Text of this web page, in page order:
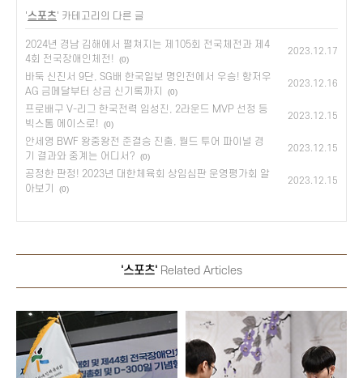
'스포츠' 카테고리의 다른 글
2024년 경남 김해에서 펼쳐지는 제105회 전국체전과 제4
4회 전국장애인체전!
(0)
2023.12.17
바둑 신진서 9단, SG배 한국일보 명인전에서 우승! 항저우
AG 금메달부터 상금 신기록까지
(0)
2023.12.16
프로배구 V-리그 한국전력 임성진, 2라운드 MVP 선정 등
빅스톰 에이스로!
(0)
2023.12.15
안세영 BWF 왕중왕전 준결승 진출, 월드 투어 파이널 경
기 결과와 중계는 어디서?
(0)
2023.12.15
공정한 판정! 2023년 대한체육회 상임심판 운영평가회 알
아보기
(0)
2023.12.15
'스포츠' Related Articles